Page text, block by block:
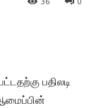
பதிலடி